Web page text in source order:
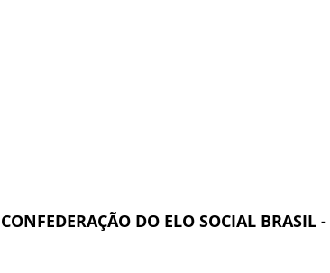
DO ELO SOCIAL BRASIL -